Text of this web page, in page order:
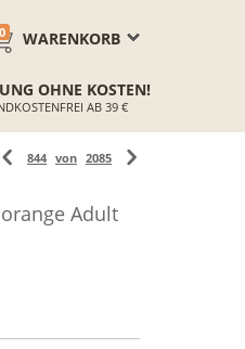
WARENKORB
0
OHNE KOSTEN!
AB 39 €
844 von 2085
Adult